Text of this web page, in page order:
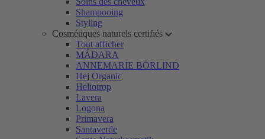
Shampooing
Styling
Cosmétiques naturels certifiés
Tout afficher
MÁDARA
ANNEMARIE BÖRLIND
Hej Organic
Heliotrop
Lavera
Logona
Primavera
Santaverde